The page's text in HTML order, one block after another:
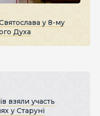
у 8-му
Духа
взяли участь
у Старуні